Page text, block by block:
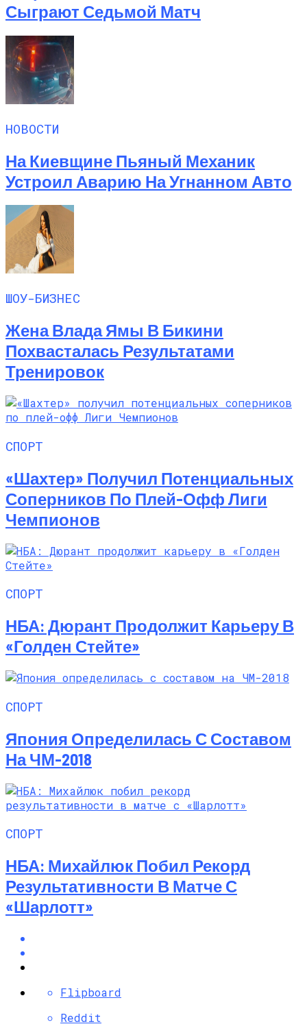
Сыграют Седьмой Матч
НОВОСТИ
На Киевщине Пьяный Механик
Устроил Аварию На Угнанном Авто
ШОУ-БИЗНЕС
Жена Влада Ямы В Бикини
Похвасталась Результатами
Тренировок
СПОРТ
«Шахтер» Получил Потенциальных
Соперников По Плей-Офф Лиги
Чемпионов
СПОРТ
НБА: Дюрант Продолжит Карьеру В
«Голден Стейте»
СПОРТ
Япония Определилась С Составом
На ЧМ-2018
СПОРТ
НБА: Михайлюк Побил Рекорд
Результативности В Матче С
«Шарлотт»
Flipboard
Reddit